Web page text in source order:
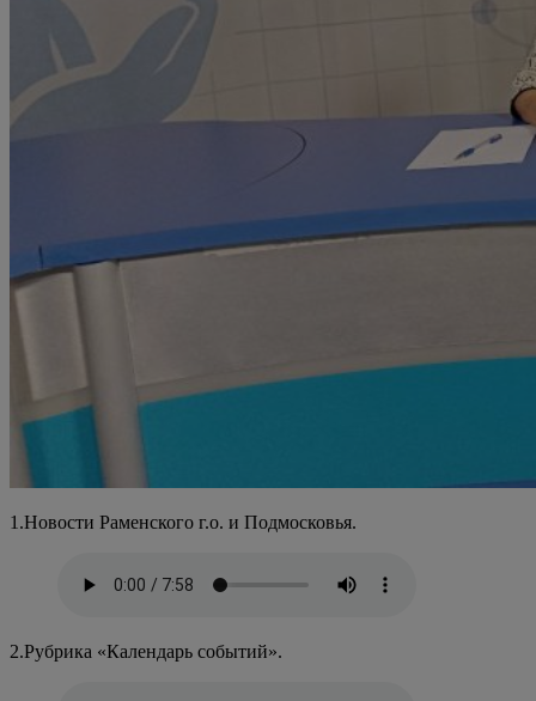
1.Новости Раменского г.о. и Подмосковья.
2.Рубрика «Календарь событий».